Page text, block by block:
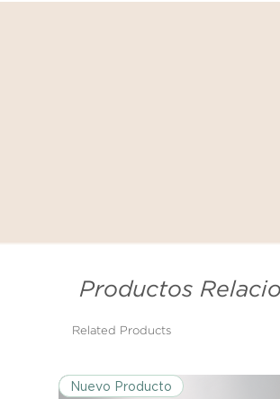
Productos
Related Products
Nuevo Producto